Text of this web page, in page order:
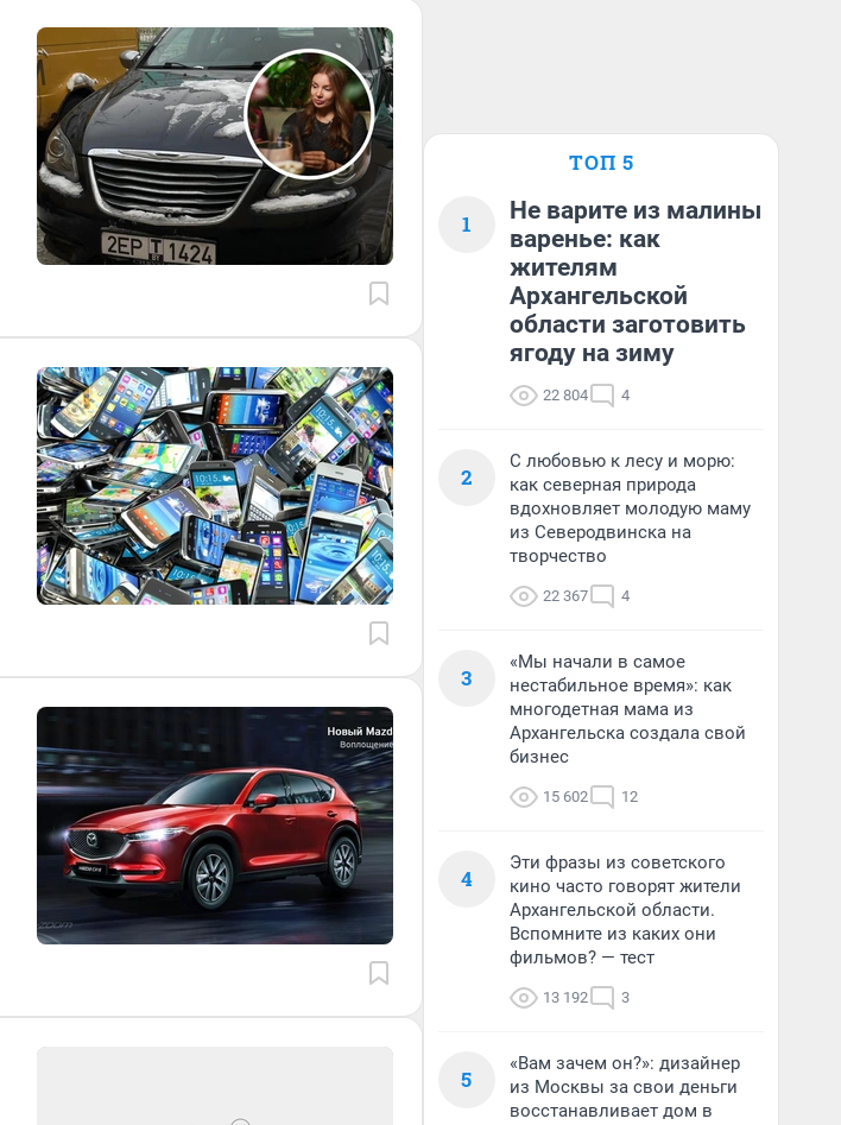
ТОП 5
1
Не варите из малины
варенье: как
жителям
Архангельской
области заготовить
ягоду на зиму
22 804 4
2
С любовью к лесу и морю:
как северная природа
вдохновляет молодую маму
из Северодвинска на
творчество
22 367 4
3
«Мы начали в самое
нестабильное время»: как
многодетная мама из
Архангельска создала свой
бизнес
15 602 12
4
Эти фразы из советского
кино часто говорят жители
Архангельской области.
Вспомните из каких они
фильмов? — тест
13 192 3
5
«Вам зачем он?»: дизайнер
из Москвы за свои деньги
восстанавливает дом в